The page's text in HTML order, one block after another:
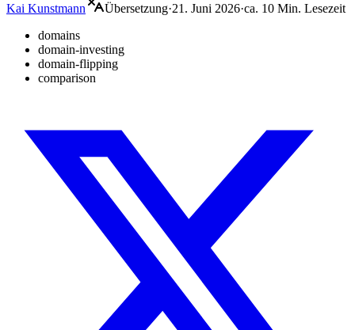
Kai Kunstmann
Übersetzung·21. Juni 2026·ca. 10 Min. Lesezeit
domains
domain-investing
domain-flipping
comparison